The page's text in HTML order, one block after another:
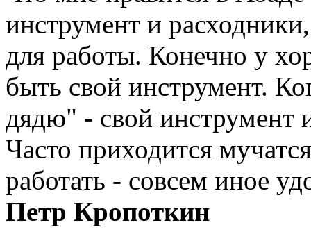
инструмент и
для работы. Конечно у
быть свой инструмент.
дядю" - свой инструмент
Часто приходится
работать - совсем иное
Петр Кропоткин